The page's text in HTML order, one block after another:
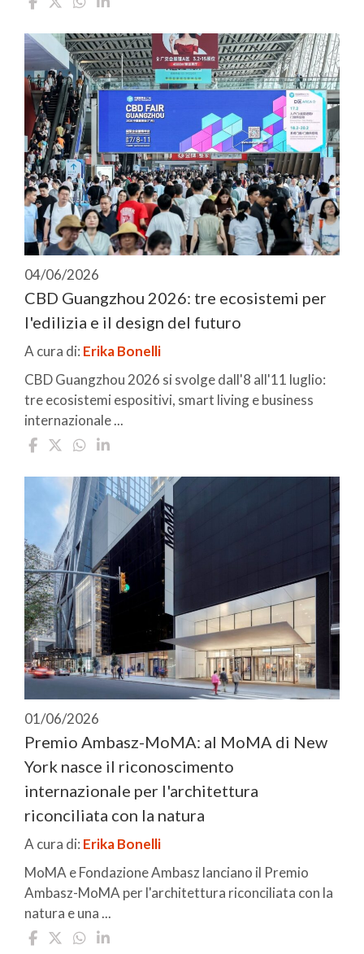
04/06/2026
CBD Guangzhou 2026: tre ecosistemi per
l'edilizia e il design del futuro
A cura di: Erika Bonelli
CBD Guangzhou 2026 si svolge dall'8 all'11 luglio:
tre ecosistemi espositivi, smart living e business
internazionale ...
01/06/2026
Premio Ambasz-MoMA: al MoMA di New
York nasce il riconoscimento
internazionale per l'architettura
riconciliata con la natura
A cura di: Erika Bonelli
MoMA e Fondazione Ambasz lanciano il Premio
Ambasz-MoMA per l'architettura riconciliata con la
natura e una ...